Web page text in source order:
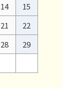
14
15
21
22
28
29